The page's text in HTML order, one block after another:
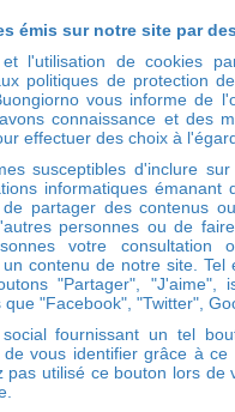
émis sur notre site par
et l'utilisation de cookies
politiques de protection
vous informe de
connaissance et des
effectuer des choix à
susceptibles d'inclure
informatiques émanant
de partager des contenus
personnes ou de
votre consultation
contenu de notre site. Tel
"Partager", "J'aime",
que "Facebook", "Twitter",
fournissant un tel
de vous identifier grâce à
pas utilisé ce bouton lors de